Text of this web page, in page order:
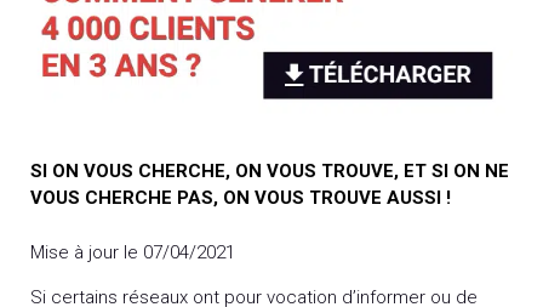
SI ON VOUS CHERCHE, ON VOUS TROUVE, ET SI ON NE
VOUS CHERCHE PAS, ON VOUS TROUVE AUSSI !
Mise à jour le 07/04/2021
Si certains réseaux ont pour vocation d’informer ou de